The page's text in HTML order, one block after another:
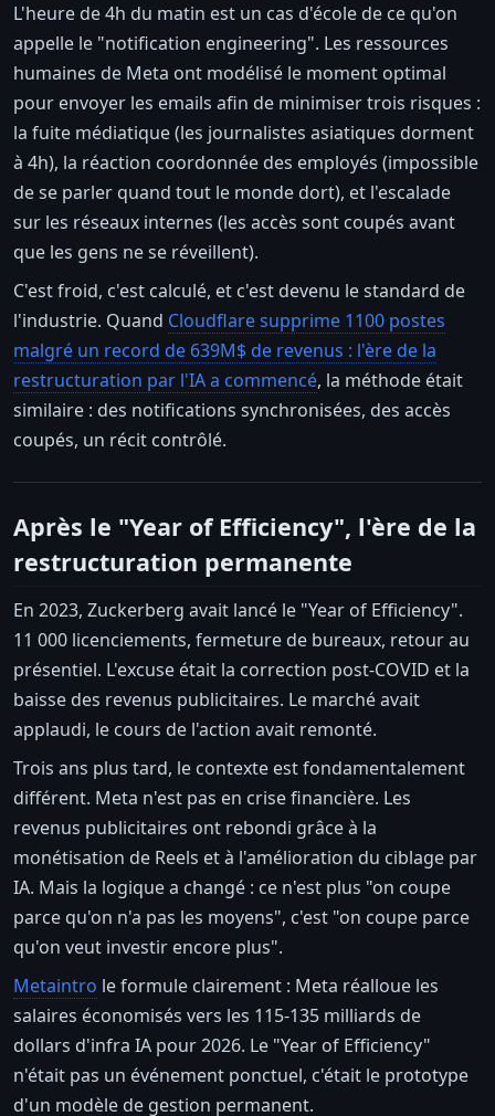
L'heure de 4h du matin est un cas d'école de ce qu'on
appelle le "notification engineering". Les ressources
humaines de Meta ont modélisé le moment optimal
pour envoyer les emails afin de minimiser trois risques :
la fuite médiatique (les journalistes asiatiques dorment
à 4h), la réaction coordonnée des employés (impossible
de se parler quand tout le monde dort), et l'escalade
sur les réseaux internes (les accès sont coupés avant
que les gens ne se réveillent).
C'est froid, c'est calculé, et c'est devenu le standard de
l'industrie. Quand Cloudflare supprime 1100 postes
malgré un record de 639M$ de revenus : l'ère de la
restructuration par l'IA a commencé, la méthode était
similaire : des notifications synchronisées, des accès
coupés, un récit contrôlé.
Après le "Year of Efficiency", l'ère de la
restructuration permanente
En 2023, Zuckerberg avait lancé le "Year of Efficiency".
11 000 licenciements, fermeture de bureaux, retour au
présentiel. L'excuse était la correction post-COVID et la
baisse des revenus publicitaires. Le marché avait
applaudi, le cours de l'action avait remonté.
Trois ans plus tard, le contexte est fondamentalement
différent. Meta n'est pas en crise financière. Les
revenus publicitaires ont rebondi grâce à la
monétisation de Reels et à l'amélioration du ciblage par
IA. Mais la logique a changé : ce n'est plus "on coupe
parce qu'on n'a pas les moyens", c'est "on coupe parce
qu'on veut investir encore plus".
Metaintro le formule clairement : Meta réalloue les
salaires économisés vers les 115-135 milliards de
dollars d'infra IA pour 2026. Le "Year of Efficiency"
n'était pas un événement ponctuel, c'était le prototype
d'un modèle de gestion permanent.